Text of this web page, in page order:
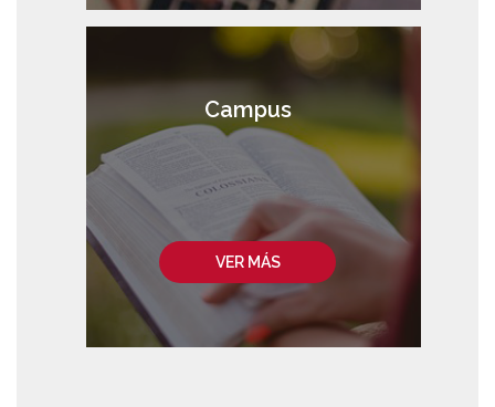
VER MÁS
Campus